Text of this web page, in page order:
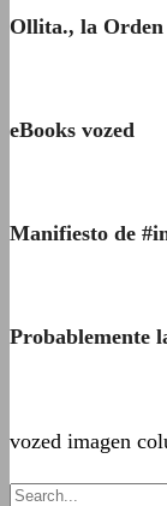
Ollita., la Orden
eBooks vozed
Manifiesto de
Probablemente
vozed imagen